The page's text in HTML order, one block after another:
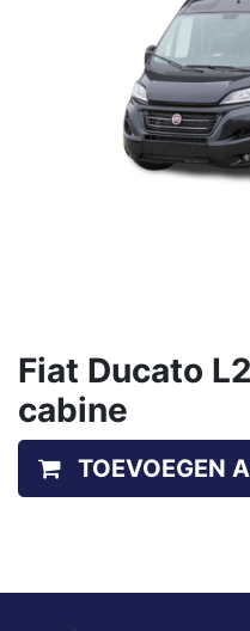
Fiat Ducato
cabine
TOEVOEGEN